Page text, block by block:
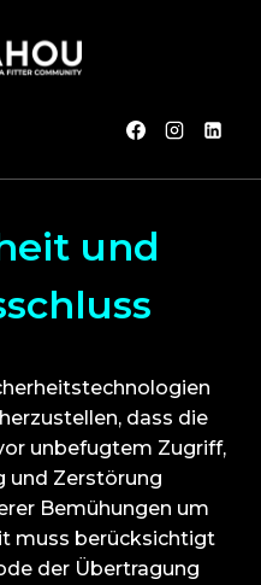
und
dass die
unbefugtem Zugriff,
und Zerstörung
Bemühungen um
muss berücksichtigt
der Übertragung